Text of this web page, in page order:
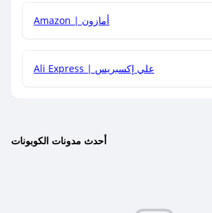
Amazon | أمازون
Ali Express | علي إكسبريس
أحدث مدونات الكوبونات